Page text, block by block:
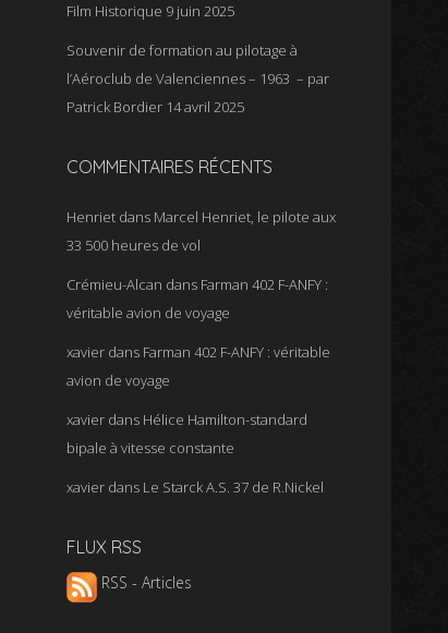
Film Historique 9 juin 2025
Souvenir de formation au pilotage à
l’Aéroclub de Valenciennes – 1963 – par
Patrick Bordier 14 avril 2025
COMMENTAIRES RÉCENTS
Henriet dans Marcel Henriet, le pilote aux
33 500 heures de vol
Crémieu-Alcan dans Farman 402 F-ANFY :
véritable avion de voyage
xavier dans Farman 402 F-ANFY : véritable
avion de voyage
xavier dans Hélice Hamilton-standard
bipale à vitesse constante
xavier dans Le Starck A.S. 37 de R.Nickel
FLUX RSS
RSS - Articles